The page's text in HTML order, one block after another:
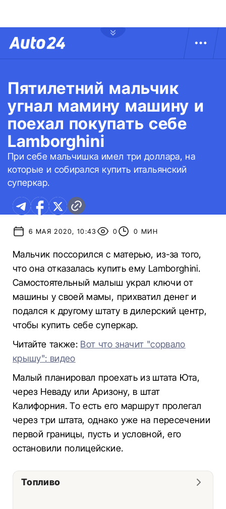
Пятилетний мальчик
угнал мамину машину и
поехал покупать себе
Lamborghini
При себе мальчишка имел три доллара, на
которые и собирался купить итальянский
суперкар.
6 МАЯ 2020, 10:43 0 0 МИН
Мальчик поссорился с матерью, из-за того,
что она отказалась купить ему Lamborghini.
Самостоятельный малыш украл ключи от
машины у своей мамы, прихватил денег и
подался к другому штату в дилерский центр,
чтобы купить себе суперкар.
Читайте также: Вот что значит "сорвало
крышу": видео
Малый планировал проехать из штата Юта,
через Неваду или Аризону, в штат
Калифорния. То есть его маршрут пролегал
через три штата, однако уже на пересечении
первой границы, пусть и условной, его
остановили полицейские.
Топливо